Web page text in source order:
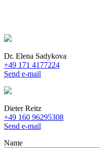
Dr. Elena Sadykova
+49 171 4177224
Send e-mail
Dieter Reitz
+49 160 96295308
Send e-mail
Name